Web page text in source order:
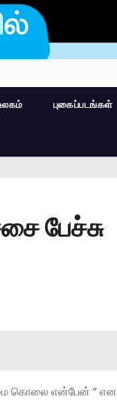
புகைப்படங்கள்
பேச்சு
கொலை என்பேன் ” என